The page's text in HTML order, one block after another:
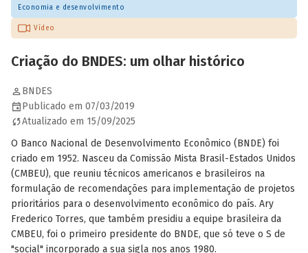
Economia e desenvolvimento
Vídeo
Criação do BNDES: um olhar histórico
BNDES
Publicado em 07/03/2019
Atualizado em 15/09/2025
O Banco Nacional de Desenvolvimento Econômico (BNDE) foi
criado em 1952. Nasceu da Comissão Mista Brasil-Estados Unidos
(CMBEU), que reuniu técnicos americanos e brasileiros na
formulação de recomendações para implementação de projetos
prioritários para o desenvolvimento econômico do país. Ary
Frederico Torres, que também presidiu a equipe brasileira da
CMBEU, foi o primeiro presidente do BNDE, que só teve o S de
"social" incorporado a sua sigla nos anos 1980.